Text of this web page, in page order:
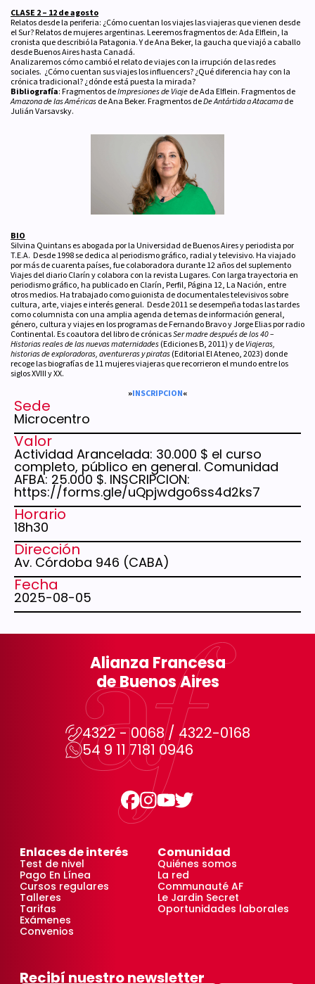
CLASE 2 – 12 de agosto
Relatos desde la periferia: ¿Cómo cuentan los viajes las viajeras que vienen desde
el Sur? Relatos de mujeres argentinas. Leeremos fragmentos de: Ada Elflein, la
cronista que describió la Patagonia. Y de Ana Beker, la gaucha que viajó a caballo
desde Buenos Aires hasta Canadá.
Analizaremos cómo cambió el relato de viajes con la irrupción de las redes
sociales. ¿Cómo cuentan sus viajes los influencers? ¿Qué diferencia hay con la
crónica tradicional? ¿dónde está puesta la mirada?
Bibliografía: Fragmentos deImpresiones de Viajede Ada Elflein. Fragmentos de
Amazona de lasAméricasde Ana Beker. Fragmentos deDe Antártida a Atacamade
Julián Varsavsky.
BIO
Silvina Quintans es abogada por la Universidad de Buenos Aires y periodista por
T.E.A. Desde 1998 se dedica al periodismo gráfico, radial y televisivo. Ha viajado
por más de cuarenta países, fue colaboradora durante 12 años del suplemento
Viajes del diario Clarín y colabora con la revista Lugares. Con larga trayectoria en
periodismo gráfico, ha publicado en Clarín, Perfil, Página 12, La Nación, entre
otros medios. Ha trabajado como guionista de documentales televisivos sobre
cultura, arte, viajes e interés general. Desde 2011 se desempeña todas las tardes
como columnista con una amplia agenda de temas de información general,
género, cultura y viajes en los programas de Fernando Bravo y Jorge Elias por radio
Continental. Es coautora del libro de crónicasSer madre después de los 40 –
Historias reales de las nuevas maternidades(Ediciones B, 2011) y deViajeras,
historias de exploradoras, aventureras y piratas(Editorial El Ateneo, 2023) donde
recoge las biografías de 11 mujeres viajeras que recorrieron el mundo entre los
siglos XVIII y XX.
»INSCRIPCION«
Sede
Microcentro
Valor
Actividad Arancelada: 30.000 $ el curso
completo, público en general. Comunidad
AFBA: 25.000 $. INSCRIPCION:
https://forms.gle/uQpjwdgo6ss4d2ks7
Horario
18h30
Dirección
Av. Córdoba 946 (CABA)
Fecha
2025-08-05
Alianza Francesa
de Buenos Aires
4322 - 0068 / 4322-0168
54 9 11 7181 0946
Enlaces de interés
Test de nivel
Pago En Línea
Cursos regulares
Talleres
Tarifas
Exámenes
Convenios
Comunidad
Quiénes somos
La red
Communauté AF
Le Jardin Secret
Oportunidades laborales
Recibí nuestro newsletter